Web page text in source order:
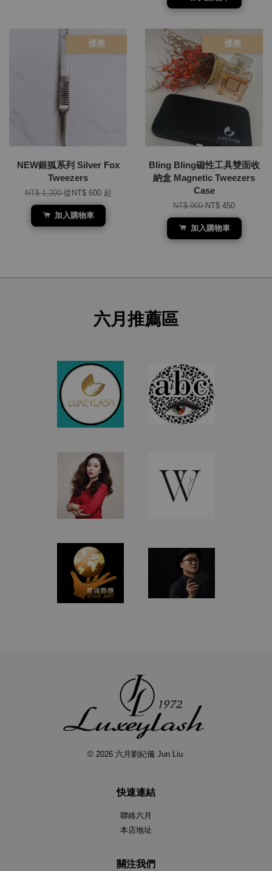
優惠
NEW銀狐系列 Silver Fox
Tweezers
NT$ 1,200從 NT$ 600 起
加入購物車
優惠
Bling Bling磁性工具雙面收
納盒 Magnetic Tweezers
Case
NT$ 900NT$ 450
加入購物車
六月推薦區
© 2026 六月劉紀儀 Jun Liu.
快速連結
聯絡六月
本店地址
關注我們